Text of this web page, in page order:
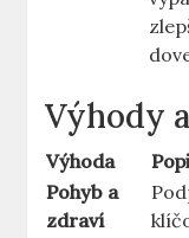
Výhody
Výhoda
Pohyb a
zdraví